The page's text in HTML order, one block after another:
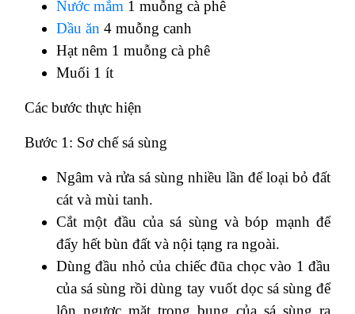
Nước mắm 1 muỗng cà phê
Dầu ăn 4 muỗng canh
Hạt nêm 1 muỗng cà phê
Muối 1 ít
Các bước thực hiện
Bước 1: Sơ chế sá sùng
Ngâm và rửa sá sùng nhiều lần để loại bỏ đất
cát và mùi tanh.
Cắt một đầu của sá sùng và bóp mạnh để
đẩy hết bùn đất và nội tạng ra ngoài.
Dùng đầu nhỏ của chiếc đũa chọc vào 1 đầu
của sá sùng rồi dùng tay vuốt dọc sá sùng để
lộn ngược mặt trong bụng của sá sùng ra